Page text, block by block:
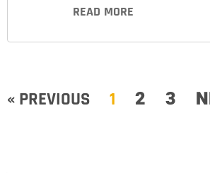
READ MORE
« PREVIOUS 1 2 3